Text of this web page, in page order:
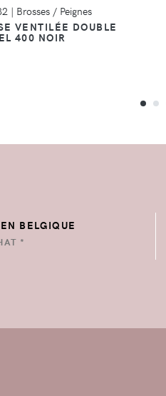
| Brosses / Peignes
VENTILÉE DOUBLE
400 NOIR
BELGIQUE
*